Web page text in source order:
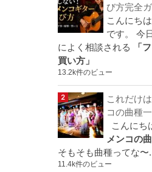
び方完全
こんにち
です。 今
によく相談される
「
買い方」
13.2k件のビュー
これだけ
コの曲種
こんにち
メンコの
そもそも曲種ってな〜
11.4k件のビュー